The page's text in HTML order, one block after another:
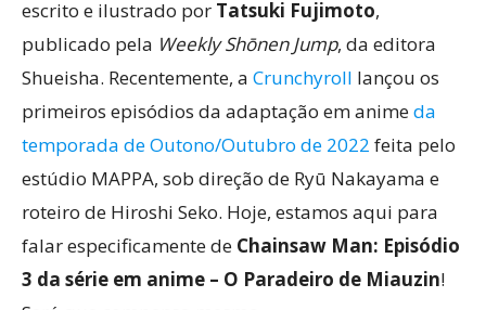
escrito e ilustrado por Tatsuki Fujimoto,
publicado pela Weekly Shōnen Jump, da editora
Shueisha. Recentemente, a Crunchyroll lançou os
primeiros episódios da adaptação em animeda
temporada de Outono/Outubro de 2022 feita pelo
estúdio MAPPA, sob direção de Ryū Nakayama e
roteiro de Hiroshi Seko. Hoje, estamos aqui para
falar especificamente de Chainsaw Man: Episódio
3 da série em anime – O Paradeiro de Miauzin!